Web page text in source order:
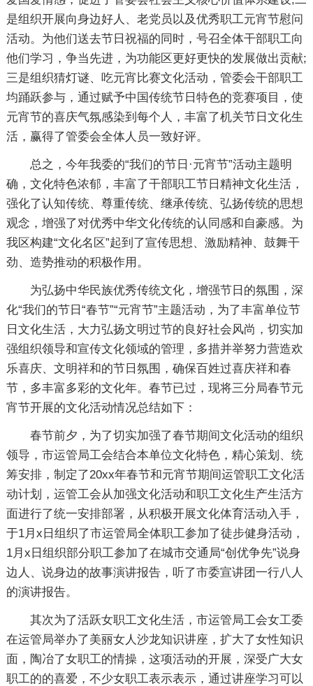
是组织开展向身边好人、老党员以及优秀职工元宵节慰问
活动。为他们送去节日祝福的同时，号召全体干部职工向
他们学习，争当先进，为功能区更好更快的发展做出贡献;
三是组织猜灯谜、吃元宵比赛文化活动，管委会干部职工
均踊跃参与，通过赋予中国传统节日特色的竞赛项目，使
元宵节的喜庆气氛感染到每个人，丰富了机关节日文化生
活，赢得了管委会全体人员一致好评。
总之，今年我委的“我们的节日·元宵节”活动主题明
确，文化特色浓郁，丰富了干部职工节日精神文化生活，
强化了认知传统、尊重传统、继承传统、弘扬传统的思想
观念，增强了对优秀中华文化传统的认同感和自豪感。为
我区构建“文化名区”起到了宣传思想、激励精神、鼓舞干
劲、造势推动的积极作用。
为弘扬中华民族优秀传统文化，增强节日的氛围，深
化“我们的节日“春节”“元宵节”主题活动，为了丰富单位节
日文化生活，大力弘扬文明过节的良好社会风尚，切实加
强组织领导和宣传文化领域的管理，多措并举努力营造欢
乐喜庆、文明祥和的节日氛围，确保百姓过喜庆祥和春
节，多丰富多彩的文化年。春节已过，现将三分局春节元
宵节开展的文化活动情况总结如下：
春节前夕，为了切实加强了春节期间文化活动的组织
领导，市运管局工会结合本单位文化特色，精心策划、统
筹安排，制定了20xx年春节和元宵节期间运管职工文化活
动计划，运管工会从加强文化活动和职工文化生产生活方
面进行了统一安排部署，从积极开展文化体育活动入手，
于1月x日组织了市运管局全体职工参加了徒步健身活动，
1月x日组织部分职工参加了在城市交通局“创优争先”说身
边人、说身边的故事演讲报告，听了市委宣讲团一行八人
的演讲报告。
其次为了活跃女职工文化生活，市运管局工会女工委
在运管局举办了美丽女人沙龙知识讲座，扩大了女性知识
面，陶冶了女职工的情操，这项活动的开展，深受广大女
职工的的喜爱，不少女职工表示表示，通过讲座学习可以